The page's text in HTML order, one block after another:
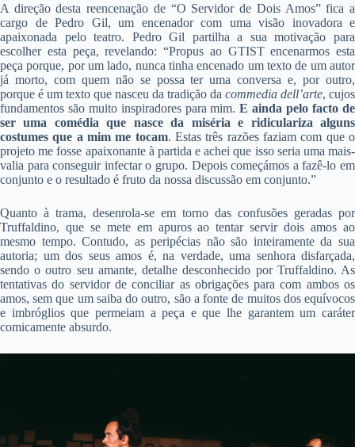
A direção desta reencenação de “O Servidor de Dois Amos” fica a
cargo de Pedro Gil, um encenador com uma visão inovadora e
apaixonada pelo teatro. Pedro Gil partilha a sua motivação para
escolher esta peça, revelando: “Propus ao GTIST encenarmos esta
peça porque, por um lado, nunca tinha encenado um texto de um autor
já morto, com quem não se possa ter uma conversa e, por outro,
porque é um texto que nasceu da tradição da commedia dell’arte, cujos
fundamentos são muito inspiradores para mim.E ainda pelo facto de
ser uma comédia que nasce da miséria e ridiculariza alguns
costumes que a mim me tocam. Estas três razões faziam com que o
projeto me fosse apaixonante à partida e achei que isso seria uma mais-
valia para conseguir infectar o grupo. Depois começámos a fazê-lo em
conjunto e o resultado é fruto da nossa discussão em conjunto.”
Quanto à trama, desenrola-se em torno das confusões geradas por
Truffaldino, que se mete em apuros ao tentar servir dois amos ao
mesmo tempo. Contudo, as peripécias não são inteiramente da sua
autoria; um dos seus amos é, na verdade, uma senhora disfarçada,
sendo o outro seu amante, detalhe desconhecido por Truffaldino. As
tentativas do servidor de conciliar as obrigações para com ambos os
amos, sem que um saiba do outro, são a fonte de muitos dos equívocos
e imbróglios que permeiam a peça e que lhe garantem um caráter
comicamente absurdo.